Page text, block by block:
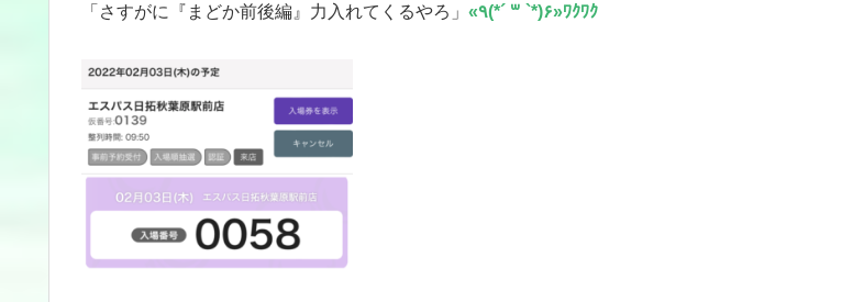
「さすがに『まどか前後編』力入れてくるやろ」 «٩(*´ ꒳ `*)۶»ﾜｸﾜｸ